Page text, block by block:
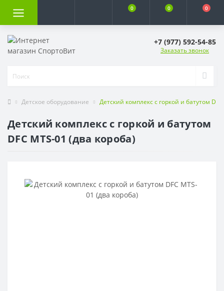
0 0 0
+7 (977) 592-54-85
Заказать звонок
Детское оборудование Детский комплекс с горкой и батутом
Детский комплекс с горкой и батутом
DFC MTS-01 (два короба)